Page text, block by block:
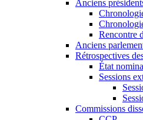
Anciens
Rencontre
Anciens
Rétrospectives
État
Sessions
Commissions